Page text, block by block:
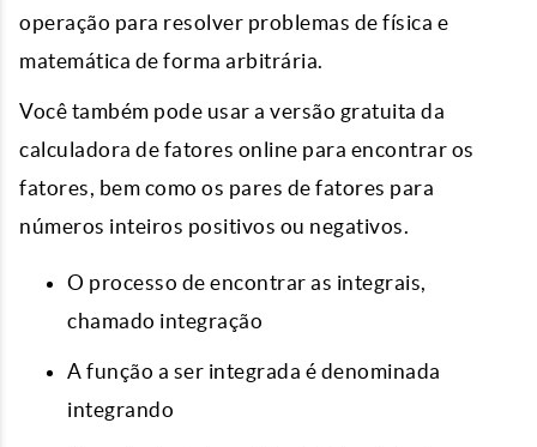
operação para resolver problemas de física e
matemática de forma arbitrária.
Você também pode usar a versão gratuita da
calculadora de fatores online para encontrar os
fatores, bem como os pares de fatores para
números inteiros positivos ou negativos.
O processo de encontrar as integrais,
chamado integração
A função a ser integrada é denominada
integrando